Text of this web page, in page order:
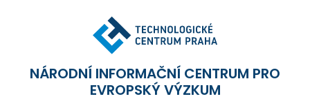
NÁRODNÍ INFORMAČNÍ CENTRUM PRO
EVROPSKÝ VÝZKUM